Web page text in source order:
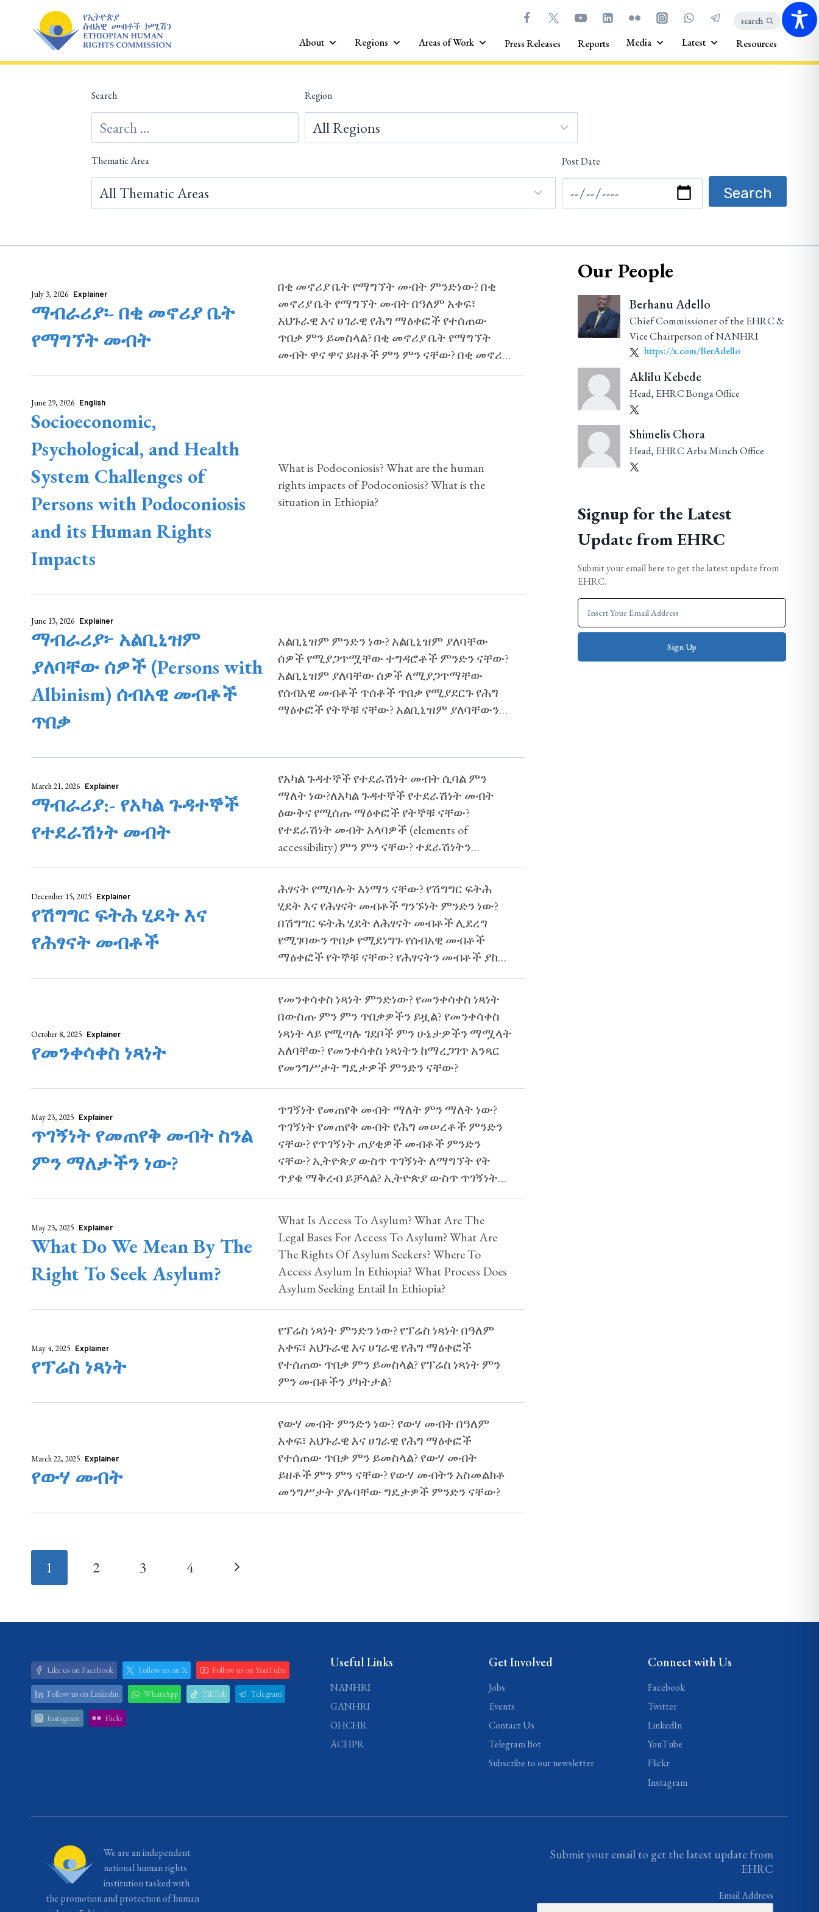
content
search
About Regions Areas of Work Press Releases Reports Media Latest Resources
Search Region
Thematic Area Post Date
July 3, 2026 Explainer
ማብራሪያ፡- በቂ መኖሪያ ቤት
የማግኘት መብት
በቂ መኖሪያ ቤት የማግኘት መብት ምንድነው? በቂ
መኖሪያ ቤት የማግኘት መብት በዓለም አቀፍ፣
አህጉራዊ እና ሀገራዊ የሕግ ማዕቀፎች የተሰጠው
ጥበቃ ምን ይመስላል? በቂ መኖሪያ ቤት የማግኘት
መብት ዋና ዋና ይዘቶች ምን ምን ናቸው? በቂ መኖሪያ
ቤት የማግኘት መብትን አስመልክቶ የመንግሥት
June 29, 2026 English
Socioeconomic,
Psychological, and Health
System Challenges of
Persons with Podoconiosis
and its Human Rights
Impacts
What is Podoconiosis? What are the human
rights impacts of Podoconiosis? What is the
situation in Ethiopia?
June 13, 2026 Explainer
ማብራሪያ፦ አልቢኒዝም
ያለባቸው ሰዎች (Persons with
Albinism) ሰብአዊ መብቶች
ጥበቃ
አልቢኒዝም ምንድን ነው? አልቢኒዝም ያለባቸው
ሰዎች የሚያጋጥሟቸው ተግዳሮቶች ምንድን ናቸው?
አልቢኒዝም ያለባቸው ሰዎች ለሚያጋጥማቸው
የሰብአዊ መብቶች ጥሰቶች ጥበቃ የሚያደርጉ የሕግ
ማዕቀፎች የትኞቹ ናቸው? አልቢኒዝም ያለባቸውን
March 21, 2026 Explainer
ማብራሪያ:- የአካል ጉዳተኞች
የተደራሽነት መብት
የአካል ጉዳተኞች የተደራሽነት መብት ሲባል ምን
ማለት ነው?ለአካል ጉዳተኞች የተደራሽነት መብት
ዕውቅና የሚሰጡ ማዕቀፎች የትኞቹ ናቸው?
የተደራሽነት መብት አላባዎች (elements of
accessibility) ምን ምን ናቸው? ተደራሽነትን
ለማረጋገጥ ሊወሰዱ የሚገባቸው እርምጃዎች
December 15, 2025 Explainer
የሽግግር ፍትሕ ሂደት እና
የሕፃናት መብቶች
ሕፃናት የሚባሉት እነማን ናቸው? የሽግግር ፍትሕ
ሂደት እና የሕፃናት መብቶች ግንኙነት ምንድን ነው?
በሽግግር ፍትሕ ሂደት ለሕፃናት መብቶች ሊደረግ
የሚገባውን ጥበቃ የሚደነግጉ የሰብአዊ መብቶች
ማዕቀፎች የትኞቹ ናቸው? የሕፃናትን መብቶች ያከበረ
የሽግግር ፍትሕ ሂደትን ለማረጋገጥ ምን እርምጃዎችን
October 8, 2025 Explainer
የመንቀሳቀስ ነጻነት
የመንቀሳቀስ ነጻነት ምንድነው? የመንቀሳቀስ ነጻነት
በውስጡ ምን ምን ጥበቃዎችን ይዟል? የመንቀሳቀስ
ነጻነት ላይ የሚጣሉ ገደቦች ምን ሁኔታዎችን ማሟላት
አለባቸው? የመንቀሳቀስ ነጻነትን ከማረጋገጥ አንጻር
የመንግሥታት ግዴታዎች ምንድን ናቸው?
May 23, 2025 Explainer
ጥገኝነት የመጠየቅ መብት ስንል
ምን ማለታችን ነው?
ጥገኝነት የመጠየቅ መብት ማለት ምን ማለት ነው?
ጥገኝነት የመጠየቅ መብት የሕግ መሠረቶች ምንድን
ናቸው? የጥገኝነት ጠያቂዎች መብቶች ምንድን
ናቸው? ኢትዮጵያ ውስጥ ጥገኝነት ለማግኘት የት
ጥያቄ ማቅረብ ይቻላል? ኢትዮጵያ ውስጥ ጥገኝነት
መጠየቅ ምን ሂደትን ያካትታል?
May 23, 2025 Explainer
What Do We Mean By The
Right To Seek Asylum?
What Is Access To Asylum? What Are The
Legal Bases For Access To Asylum? What Are
The Rights Of Asylum Seekers? Where To
Access Asylum In Ethiopia? What Process Does
Asylum Seeking Entail In Ethiopia?
May 4, 2025 Explainer
የፕሬስ ነጻነት
የፕሬስ ነጻነት ምንድን ነው? የፕሬስ ነጻነት በዓለም
አቀፍ፣ አህጉራዊ እና ሀገራዊ የሕግ ማዕቀፎች
የተሰጠው ጥበቃ ምን ይመስላል? የፕሬስ ነጻነት ምን
ምን መብቶችን ያካትታል?
March 22, 2025 Explainer
የውሃ መብት
የውሃ መብት ምንድን ነው? የውሃ መብት በዓለም
አቀፍ፣ አህጉራዊ እና ሀገራዊ የሕግ ማዕቀፎች
የተሰጠው ጥበቃ ምን ይመስላል? የውሃ መብት
ይዘቶች ምን ምን ናቸው? የውሃ መብትን አስመልክቶ
መንግሥታት ያሉባቸው ግዴታዎች ምንድን ናቸው?
Page
navigation
1 2 3 4
Our People
Berhanu Adello
Chief Commissioner of the EHRC &
Vice Chairperson of NANHRI
https://x.com/BerAdello
Aklilu Kebede
Head, EHRC Bonga Office
Shimelis Chora
Head, EHRC Arba Minch Office
Signup for the Latest
Update from EHRC
Submit your email here to get the latest update from
EHRC.
Like us on Facebook Follow us on X Follow us on YouTube
Follow us on Linkedin WhatsApp TikTok Telegram
Instagram Flickr
Useful Links
NANHRI
GANHRI
OHCHR
ACHPR
Get Involved
Jobs
Events
Contact Us
Telegram Bot
Subscribe to our newsletter
Connect with Us
Facebook
Twitter
LinkedIn
YouTube
Flickr
Instagram
We are an independent
national human rights
institution tasked with
the promotion and protection of human
Submit your email to get the latest update from
EHRC
Email Address